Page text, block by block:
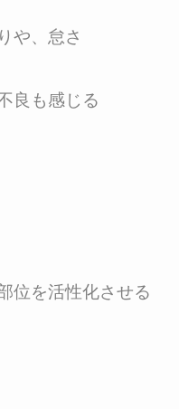
や、怠さ
良も感じる
位を活性化させる